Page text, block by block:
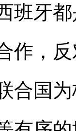
班牙
作，
合国